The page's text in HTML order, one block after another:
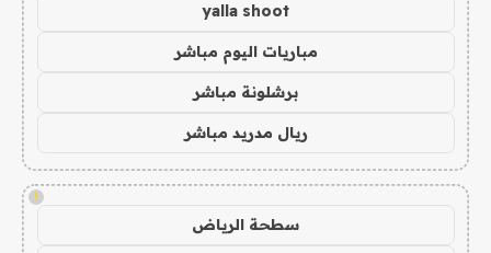
yalla shoot
مباريات اليوم مباشر
برشلونة مباشر
ريال مدريد مباشر
!
سطحة الرياض